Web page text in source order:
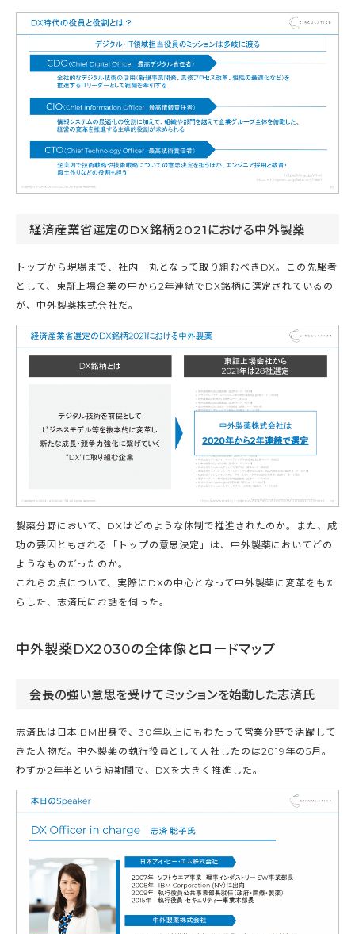
経済産業省選定のDX銘柄2021における中外製薬
トップから現場まで、社内一丸となって取り組むべきDX。この先駆者
として、東証上場企業の中から2年連続でDX銘柄に選定されているの
が、中外製薬株式会社だ。
製薬分野において、DXはどのような体制で推進されたのか。また、成
功の要因ともされる「トップの意思決定」は、中外製薬においてどの
ようなものだったのか。
これらの点について、実際にDXの中心となって中外製薬に変革をもた
らした、志済氏にお話を伺った。
中外製薬DX2030の全体像とロードマップ
会長の強い意思を受けてミッションを始動した志済氏
志済氏は日本IBM出身で、30年以上にもわたって営業分野で活躍して
きた人物だ。中外製薬の執行役員として入社したのは2019年の5月。
わずか2年半という短期間で、DXを大きく推進した。